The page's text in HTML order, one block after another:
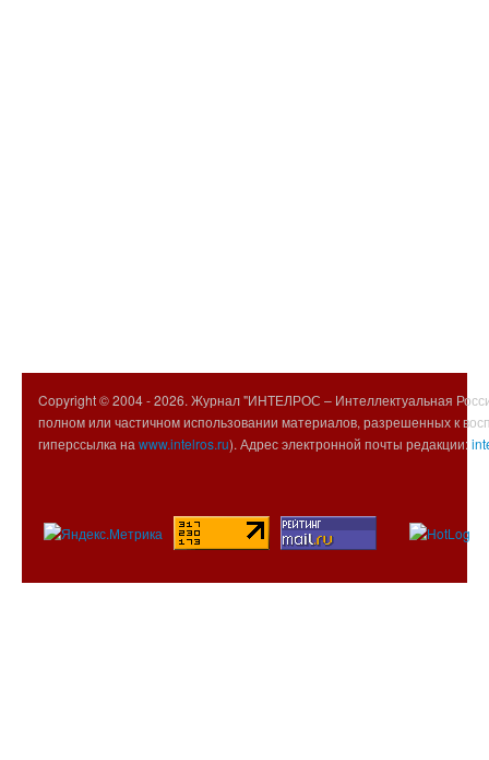
Copyright © 2004 -2026. Журнал "ИНТЕЛРОС – Интеллектуальная
полном или частичном использовании материалов, разрешенных к
гиперссылка на www.intelros.ru). Адрес электронной почты редакции: